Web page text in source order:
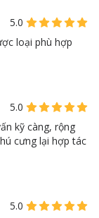
5.0
loại phù hợp
5.0
kỹ càng, rộng
cưng lại hợp tác
5.0